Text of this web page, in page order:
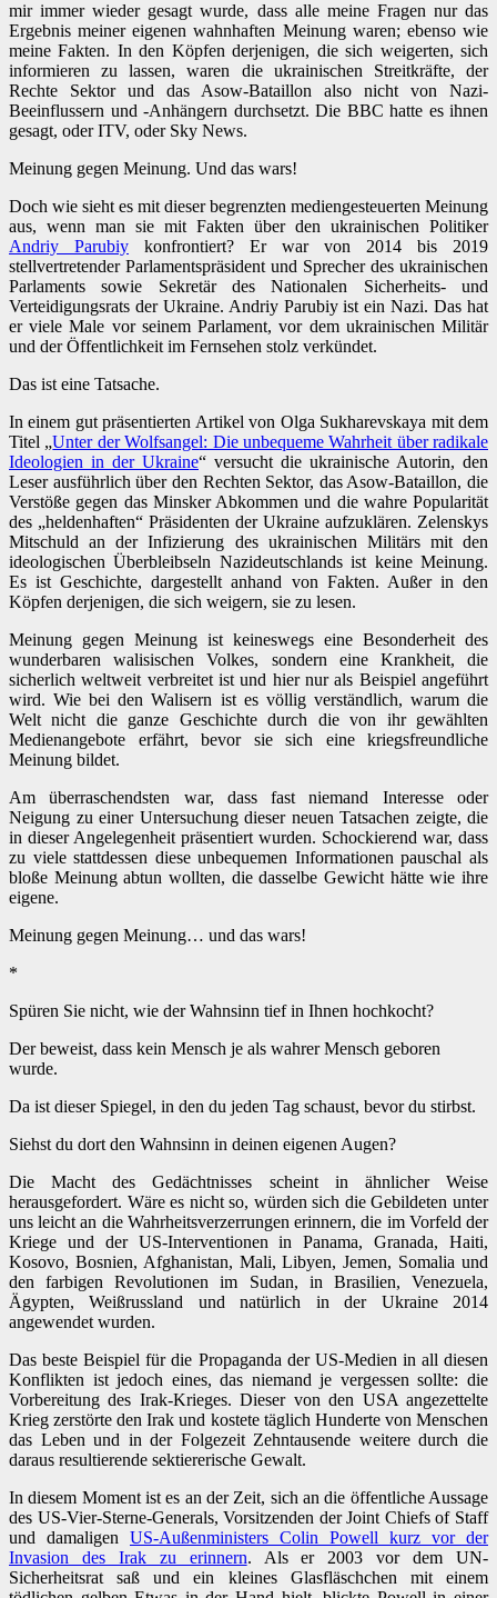
mir immer wieder gesagt wurde, dass alle meine Fragen nur das
Ergebnis meiner eigenen wahnhaften Meinung waren; ebenso wie
meine Fakten. In den Köpfen derjenigen, die sich weigerten, sich
informieren zu lassen, waren die ukrainischen Streitkräfte, der
Rechte Sektor und das Asow-Bataillon also nicht von Nazi-
Beeinflussern und -Anhängern durchsetzt. Die BBC hatte es ihnen
gesagt, oder ITV, oder Sky News.
Meinung gegen Meinung. Und das wars!
Doch wie sieht es mit dieser begrenzten mediengesteuerten Meinung
aus, wenn man sie mit Fakten über den ukrainischen Politiker
Andriy Parubiy konfrontiert? Er war von 2014 bis 2019
stellvertretender Parlamentspräsident und Sprecher des ukrainischen
Parlaments sowie Sekretär des Nationalen Sicherheits- und
Verteidigungsrats der Ukraine. Andriy Parubiy ist ein Nazi. Das hat
er viele Male vor seinem Parlament, vor dem ukrainischen Militär
und der Öffentlichkeit im Fernsehen stolz verkündet.
Das ist eine Tatsache.
In einem gut präsentierten Artikel von Olga Sukharevskaya mit dem
Titel „Unter der Wolfsangel: Die unbequeme Wahrheit über radikale
Ideologien in der Ukraine“ versucht die ukrainische Autorin, den
Leser ausführlich über den Rechten Sektor, das Asow-Bataillon, die
Verstöße gegen das Minsker Abkommen und die wahre Popularität
des „heldenhaften“ Präsidenten der Ukraine aufzuklären. Zelenskys
Mitschuld an der Infizierung des ukrainischen Militärs mit den
ideologischen Überbleibseln Nazideutschlands ist keine Meinung.
Es ist Geschichte, dargestellt anhand von Fakten. Außer in den
Köpfen derjenigen, die sich weigern, sie zu lesen.
Meinung gegen Meinung ist keineswegs eine Besonderheit des
wunderbaren walisischen Volkes, sondern eine Krankheit, die
sicherlich weltweit verbreitet ist und hier nur als Beispiel angeführt
wird. Wie bei den Walisern ist es völlig verständlich, warum die
Welt nicht die ganze Geschichte durch die von ihr gewählten
Medienangebote erfährt, bevor sie sich eine kriegsfreundliche
Meinung bildet.
Am überraschendsten war, dass fast niemand Interesse oder
Neigung zu einer Untersuchung dieser neuen Tatsachen zeigte, die
in dieser Angelegenheit präsentiert wurden. Schockierend war, dass
zu viele stattdessen diese unbequemen Informationen pauschal als
bloße Meinung abtun wollten, die dasselbe Gewicht hätte wie ihre
eigene.
Meinung gegen Meinung… und das wars!
*
Spüren Sie nicht, wie der Wahnsinn tief in Ihnen hochkocht?
Der beweist, dass kein Mensch je als wahrer Mensch geboren
wurde.
Da ist dieser Spiegel, in den du jeden Tag schaust, bevor du stirbst.
Siehst du dort den Wahnsinn in deinen eigenen Augen?
Die Macht des Gedächtnisses scheint in ähnlicher Weise
herausgefordert. Wäre es nicht so, würden sich die Gebildeten unter
uns leicht an die Wahrheitsverzerrungen erinnern, die im Vorfeld der
Kriege und der US-Interventionen in Panama, Granada, Haiti,
Kosovo, Bosnien, Afghanistan, Mali, Libyen, Jemen, Somalia und
den farbigen Revolutionen im Sudan, in Brasilien, Venezuela,
Ägypten, Weißrussland und natürlich in der Ukraine 2014
angewendet wurden.
Das beste Beispiel für die Propaganda der US-Medien in all diesen
Konflikten ist jedoch eines, das niemand je vergessen sollte: die
Vorbereitung des Irak-Krieges. Dieser von den USA angezettelte
Krieg zerstörte den Irak und kostete täglich Hunderte von Menschen
das Leben und in der Folgezeit Zehntausende weitere durch die
daraus resultierende sektiererische Gewalt.
In diesem Moment ist es an der Zeit, sich an die öffentliche Aussage
des US-Vier-Sterne-Generals, Vorsitzenden der Joint Chiefs of Staff
und damaligen US-Außenministers Colin Powell kurz vor der
Invasion des Irak zu erinnern. Als er 2003 vor dem UN-
Sicherheitsrat saß und ein kleines Glasfläschchen mit einem